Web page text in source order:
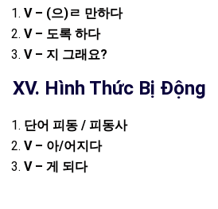
V – (으)ㄹ 만하다
V – 도록 하다
V – 지 그래요?
XV. Hình Thức Bị Động
단어 피동 / 피동사
V – 아/어지다
V – 게 되다